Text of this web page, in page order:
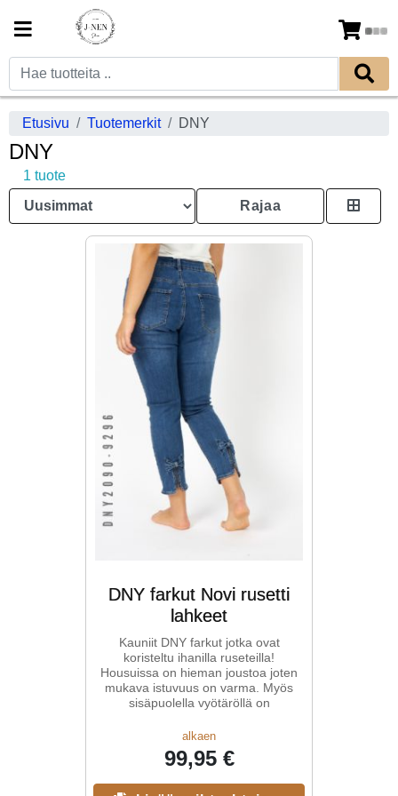
Etusivu Tuotemerkit DNY
DNY
1 tuote
Rajaa
DNY farkut Novi rusetti
lahkeet
Kauniit DNY farkut jotka ovat
koristeltu ihanilla ruseteilla!
Housuissa on hieman joustoa joten
mukava istuvuus on varma. Myös
sisäpuolella vyötäröllä on
alkaen
99,95 €